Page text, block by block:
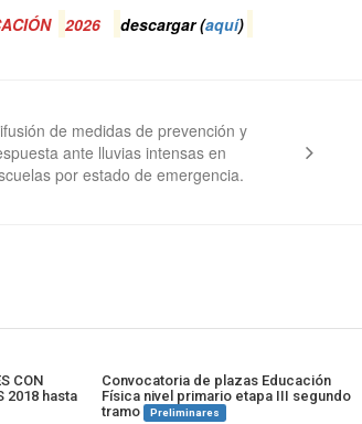
2026 descargar (aquí)
de medidas de prevención y
ante lluvias intensas en
por estado de emergencia.
CON
2018 hasta
Convocatoria de plazas Educación
Física nivel primario etapa III segundo
tramo
Preliminares